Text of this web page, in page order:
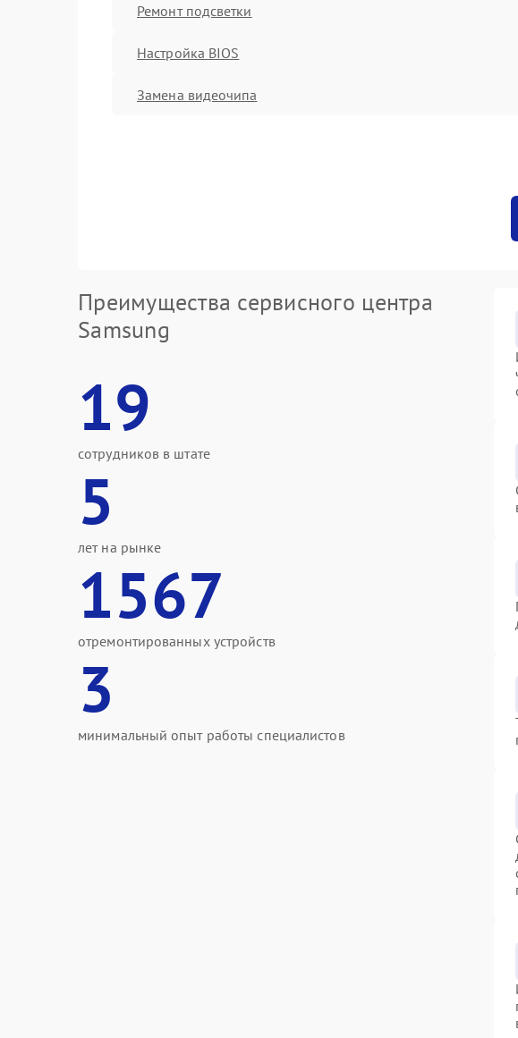
Ремонт подсветки
Настройка BIOS
Замена видеочипа
Преимущества сервисного центра
Samsung
19
сотрудников в штате
5
лет на рынке
1567
отремонтированных устройств
3
минимальный опыт работы специалистов